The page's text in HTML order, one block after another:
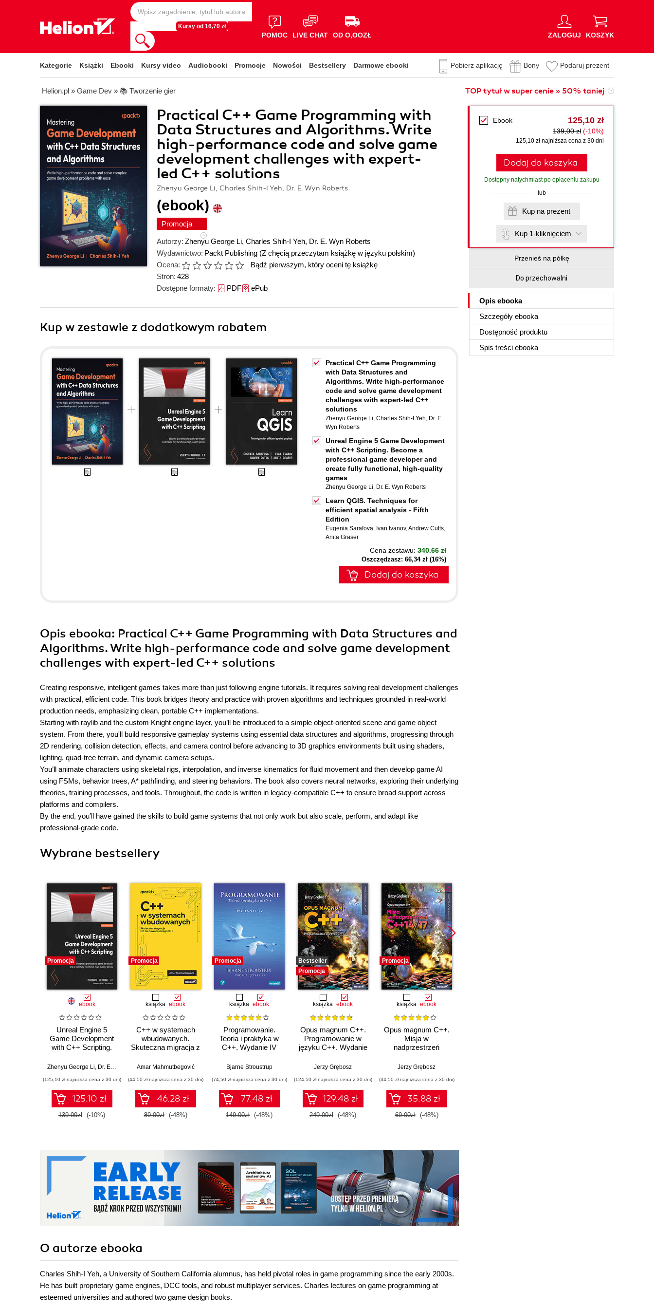
Kursy od 16,70 zł
POMOC LIVE CHAT OD O,OOZŁ ZALOGUJ KOSZYK
Kategorie Książki Ebooki Kursy video Audiobooki Promocje Nowości Bestsellery Darmowe ebooki Pobierz aplikację Bony Podaruj prezent
Helion.pl » Game Dev » 📚 Tworzenie gier TOP tytuł w super cenie » 50% taniej
Practical C++ Game Programming with
Data Structures and Algorithms. Write
high-performance code and solve game
development challenges with expert-
led C++ solutions
Zhenyu George Li, Charles Shih-I Yeh, Dr. E. Wyn Roberts
(ebook)
Promocja
Autorzy: Zhenyu George Li, Charles Shih-I Yeh, Dr. E. Wyn Roberts
Wydawnictwo: Packt Publishing (Z chęcią przeczytam książkę w języku polskim)
Ocena:
Bądź pierwszym, który oceni tę książkę
Stron: 428
Dostępne formaty: PDFePub
Ebook 125,10 zł
139,00 zł (-10%)
125,10 zł najniższa cena z 30 dni
Dodaj do koszyka
Dostępny natychmiast po opłaceniu zakupu
lub
Kup na prezent
Kup 1-kliknięciem
Przenieś na półkę
Do przechowalni
Opis ebooka
Szczegóły ebooka
Dostępność produktu
Spis treści ebooka
Kup w zestawie z dodatkowym rabatem
Practical C++ Game Programming
with Data Structures and
Algorithms. Write high-performance
code and solve game development
challenges with expert-led C++
solutions
Zhenyu George Li, Charles Shih-I Yeh, Dr. E.
Wyn Roberts
Unreal Engine 5 Game Development
with C++ Scripting. Become a
professional game developer and
create fully functional, high-quality
games
Zhenyu George Li, Dr. E. Wyn Roberts
Learn QGIS. Techniques for
efficient spatial analysis - Fifth
Edition
Eugenia Sarafova, Ivan Ivanov,Andrew Cutts,
Anita Graser
Cena zestawu: 340.66 zł
Oszczędzasz: 66,34 zł (16%)
Dodaj do koszyka
Opis ebooka: Practical C++ Game Programming with Data Structures and
Algorithms. Write high-performance code and solve game development
challenges with expert-led C++ solutions
Creating responsive, intelligent games takes more than just following engine tutorials. It requires solving real development challenges
with practical, efficient code. This book bridges theory and practice with proven algorithms and techniques grounded in real-world
production needs, emphasizing clean, portable C++ implementations.
Starting with raylib and the custom Knight engine layer, you’ll be introduced to a simple object-oriented scene and game object
system. From there, you'll build responsive gameplay systems using essential data structures and algorithms, progressing through
2D rendering, collision detection, effects, and camera control before advancing to 3D graphics environments built using shaders,
lighting, quad-tree terrain, and dynamic camera setups.
You’ll animate characters using skeletal rigs, interpolation, and inverse kinematics for fluid movement and then develop game AI
using FSMs, behavior trees, A* pathfinding, and steering behaviors. The book also covers neural networks, exploring their underlying
theories, training processes, and tools. Throughout, the code is written in legacy-compatible C++ to ensure broad support across
platforms and compilers.
By the end, you’ll have gained the skills to build game systems that not only work but also scale, perform, and adapt like
professional-grade code.
Wybrane bestsellery
Promocja
ebook
Unreal Engine 5
Game Development
with C++ Scripting.
professional game
fully functional, high-
quality games
Zhenyu George Li, Dr. E. Wyn Roberts
(125,10 zł najniższa cena z 30 dni)
125.10 zł
139.00zł (-10%)
Promocja
książka ebook
C++ w systemach
wbudowanych.
Skuteczna migracja z
C++
Amar Mahmutbegović
(44,50 zł najniższa cena z 30 dni)
46.28 zł
89.00zł (-48%)
Promocja
książka ebook
Programowanie.
Teoria i praktyka w
C++. Wydanie IV
Bjarne Stroustrup
(74,50 zł najniższa cena z 30 dni)
77.48 zł
149.00zł (-48%)
Bestseller
Promocja
książka ebook
Opus magnum C++.
Programowanie w
języku C++. Wydanie
(komplet)
Jerzy Grębosz
(124,50 zł najniższa cena z 30 dni)
129.48 zł
249.00zł (-48%)
Promocja
książka ebook
Opus magnum C++.
Misja w
nadprzestrzeń
Wydanie II
Jerzy Grębosz
(34,50 zł najniższa cena z 30 dni)
35.88 zł
69.00zł (-48%)
O autorze ebooka
Charles Shih-I Yeh, a University of Southern California alumnus, has held pivotal roles in game programming since the early 2000s.
He has built proprietary game engines, DCC tools, and robust multiplayer services. Charles lectures on game programming at
esteemed universities and authored two game design books.